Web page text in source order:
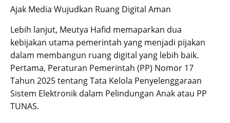
Ajak Media Wujudkan Ruang Digital Aman
Lebih lanjut, Meutya Hafid memaparkan dua
kebijakan utama pemerintah yang menjadi pijakan
dalam membangun ruang digital yang lebih baik.
Pertama, Peraturan Pemerintah (PP) Nomor 17
Tahun 2025 tentang Tata Kelola Penyelenggaraan
Sistem Elektronik dalam Pelindungan Anak atau PP
TUNAS.